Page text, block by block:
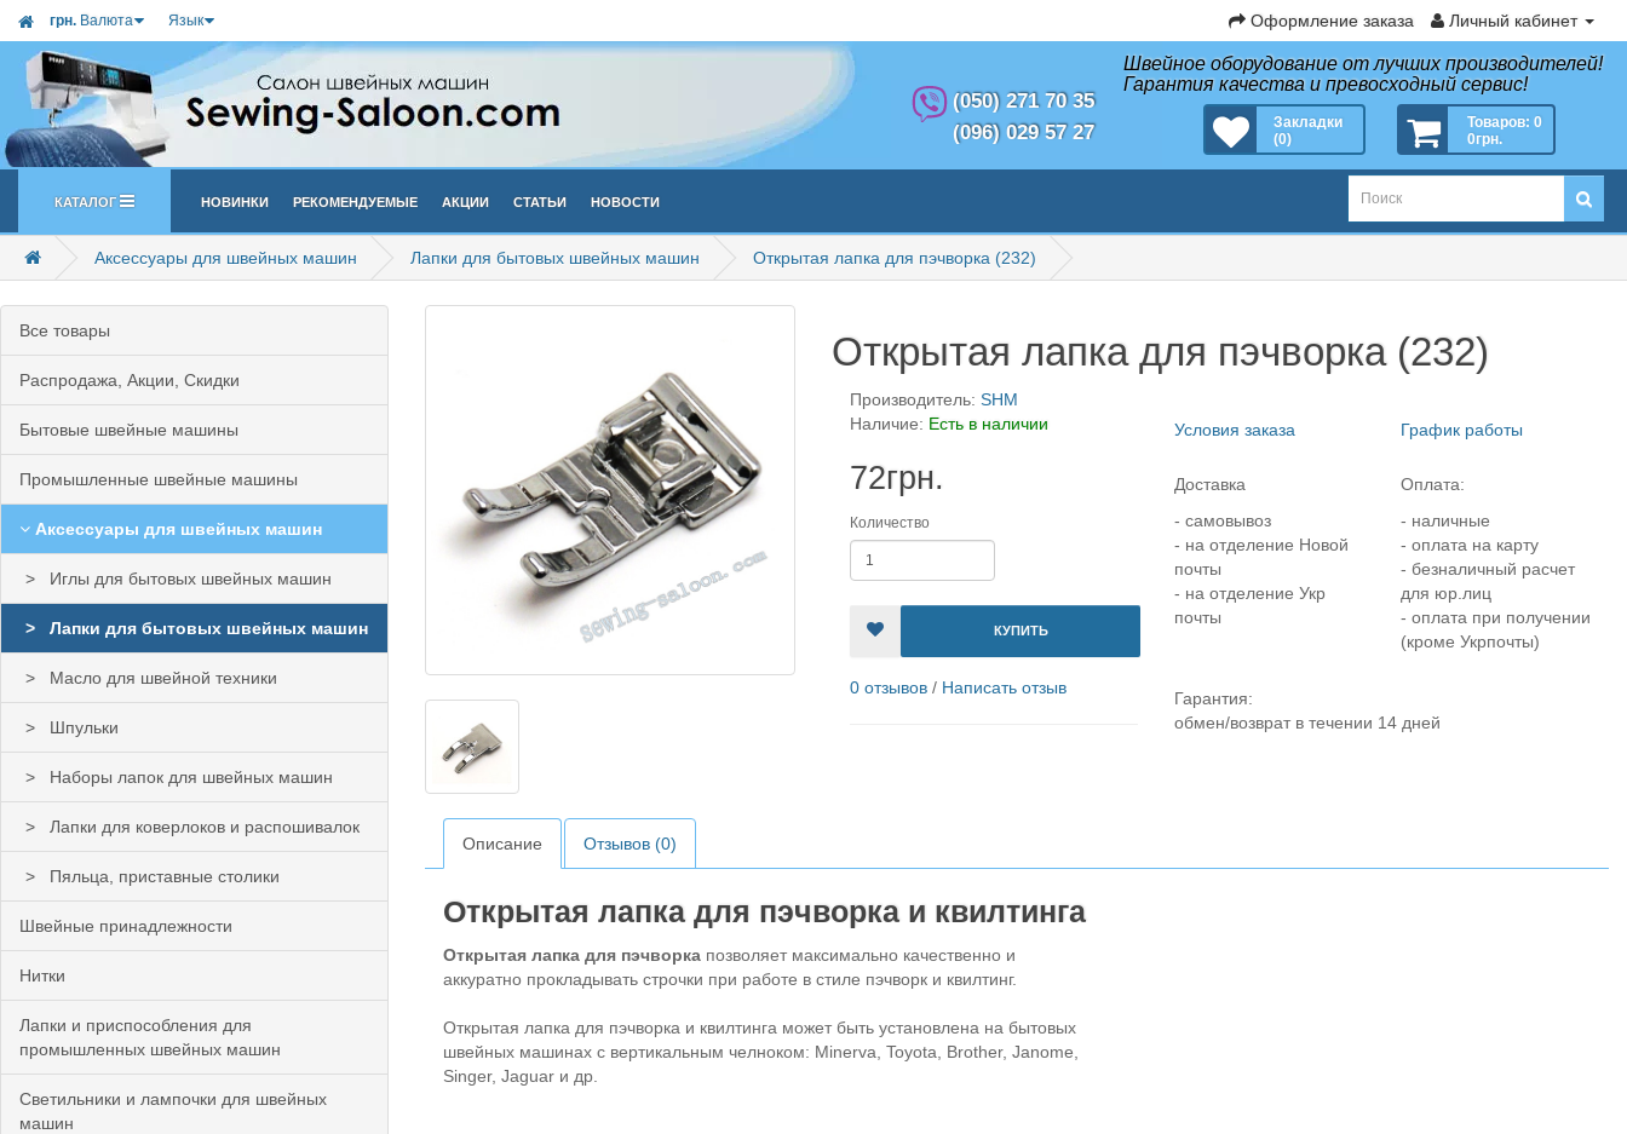
грн. Валюта Язык Оформление заказа Личный кабинет
(050) 271 70 35
(096) 029 57 27
Швейное оборудование от лучших производителей!
Гарантия качества и превосходный сервис!
Закладки
(0)
Товаров: 0
0грн.
Каталог Новинки Рекомендуемые Акции Статьи Новости
Аксессуары для швейных машин Лапки для бытовых швейных машин Открытая лапка для пэчворка (232)
Все товары
Распродажа, Акции, Скидки
Бытовые швейные машины
Промышленные швейные машины
Аксессуары для швейных машин
Иглы для бытовых швейных машин
Лапки для бытовых швейных машин
Масло для швейной техники
Шпульки
Наборы лапок для швейных машин
Лапки для коверлоков и распошивалок
Пяльца, приставные столики
Швейные принадлежности
Нитки
Лапки и приспособления для
промышленных швейных машин
Светильники и лампочки для швейных
машин
Открытая лапка для пэчворка (232)
Производитель: SHM
Наличие: Есть в наличии
72грн.
Количество
КУПИТЬ
0 отзывов / Написать отзыв
Условия заказа
Доставка
- самовывоз
- на отделение Новой
почты
- на отделение Укр
почты
График работы
Оплата:
- наличные
- оплата на карту
- безналичный расчет
для юр.лиц
- оплата при получении
(кроме Укрпочты)
Гарантия:
обмен/возврат в течении 14 дней
Описание Отзывов (0)
Открытая лапка для пэчворка и квилтинга
Открытая лапка для пэчворка позволяет максимально качественно и
аккуратно прокладывать строчки при работе в стиле пэчворк и квилтинг.
Открытая лапка для пэчворка и квилтинга может быть установлена на бытовых
швейных машинах с вертикальным челноком: Minerva, Toyota, Brother, Janome,
Singer, Jaguar и др.